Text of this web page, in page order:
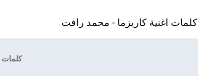
كلمات اغنية كاريزما - محمد رافت
كلمات